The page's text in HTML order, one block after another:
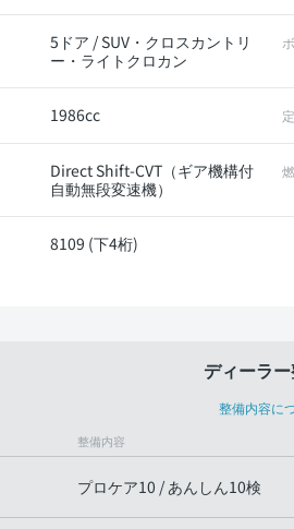
5ドア / SUV・クロスカントリ
ー・ライトクロカン
1986cc
Direct Shift-CVT（ギア機構付
自動無段変速機）
8109 (下4桁)
ディーラ
整備内容に
整備内容
プロケア10 / あんしん10検